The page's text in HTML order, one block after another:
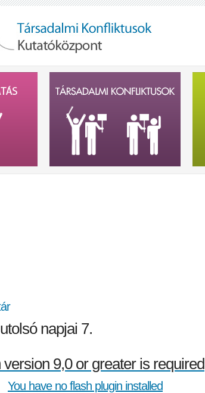
napjai 7.
version 9,0 or greater is required
You have no flash plugin installed